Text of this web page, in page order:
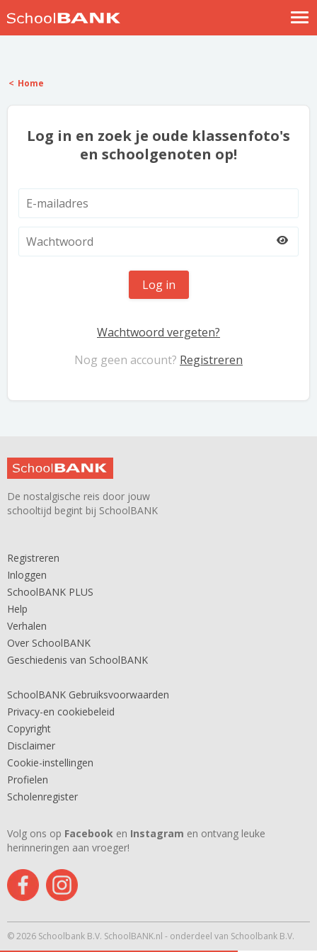
Help
Home
Log in en zoek je oude klassenfoto's
en schoolgenoten op!
Log in
Wachtwoord vergeten?
Nog geen account? Registreren
De nostalgische reis door jouw
schooltijd begint bij SchoolBANK
Registreren
Inloggen
SchoolBANK PLUS
Help
Verhalen
Over SchoolBANK
Geschiedenis van SchoolBANK
SchoolBANK Gebruiksvoorwaarden
Privacy-en cookiebeleid
Copyright
Disclaimer
Cookie-instellingen
Profielen
Scholenregister
Volg ons op Facebook en Instagram en ontvang leuke
herinneringen aan vroeger!
© 2026 Schoolbank B.V. SchoolBANK.nl - onderdeel van Schoolbank B.V.